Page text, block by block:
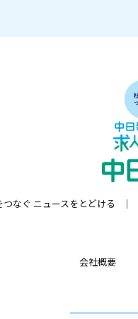
つなぐ ニュースをとどける
会社概要